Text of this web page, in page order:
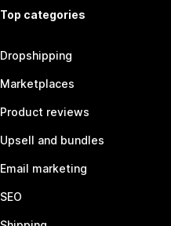
Top categories
Dropshipping
Marketplaces
Product reviews
Upsell and bundles
Email marketing
SEO